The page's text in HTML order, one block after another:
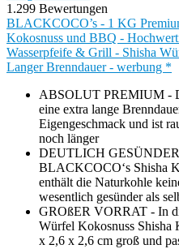
1.299 Bewertungen
BLACKCOCO’s - 1 KG
Kokosnuss und BBQ -
Wasserpfeife & Grill - Shisha
Langer Brenndauer - werbung *
ABSOLUT PREMIUM -
eine extra lange
Eigengeschmack und ist
noch länger
DEUTLICH GESÜNDER
BLACKCOCO‘s Shisha
enthält die Naturkohle
wesentlich gesünder als
GROßER VORRAT - In
Würfel Kokosnuss
x 2,6 x 2,6 cm groß und